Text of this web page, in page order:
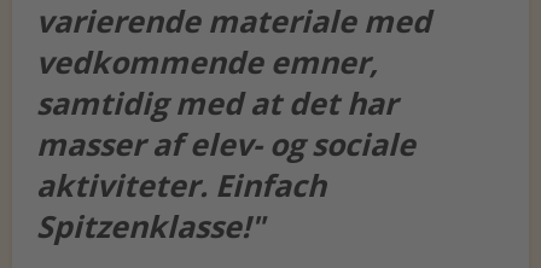
varierende materiale med
vedkommende emner,
samtidig med at det har
masser af elev- og sociale
aktiviteter. Einfach
Spitzenklasse!"